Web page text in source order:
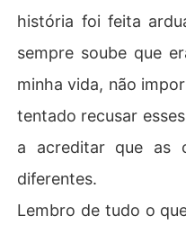
história foi feita
sempre soube que
minha vida, não
tentado recusar
a acreditar que as
diferentes.
Lembro de tudo o